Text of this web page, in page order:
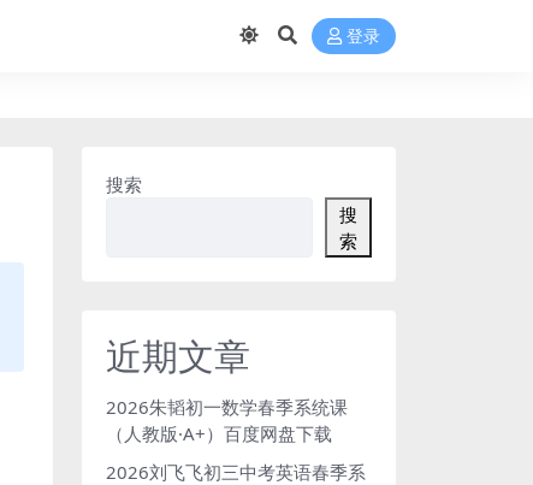
登录
搜索
搜
索
近期文章
2026朱韬初一数学春季系统课
（人教版·A+）百度网盘下载
2026刘飞飞初三中考英语春季系